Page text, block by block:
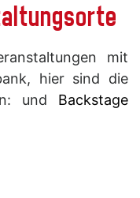
mit
hier sind die
und Backstage